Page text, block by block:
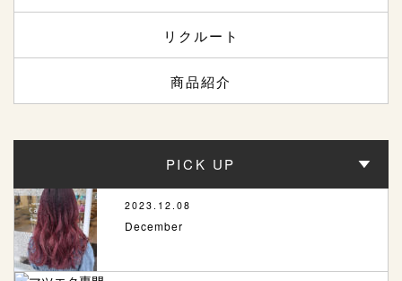
リクルート
商品紹介
PICK UP
2023.12.08
December